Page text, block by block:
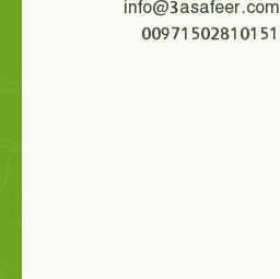
info@3asafeer.com
00971502810151